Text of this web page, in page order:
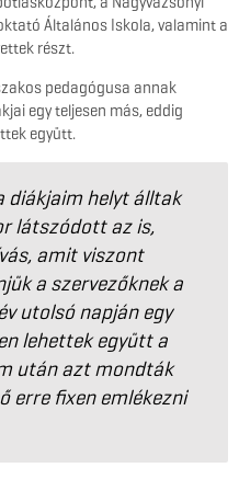
Általános Iskola, valamint a
részt.
pedagógusa annak
egy teljesen más, eddig
együtt.
diákjaim helyt álltak
látszódott az is,
amit viszont
a szervezőknek a
utolsó napján egy
lehettek együtt a
után azt mondták
erre fixen emlékezni